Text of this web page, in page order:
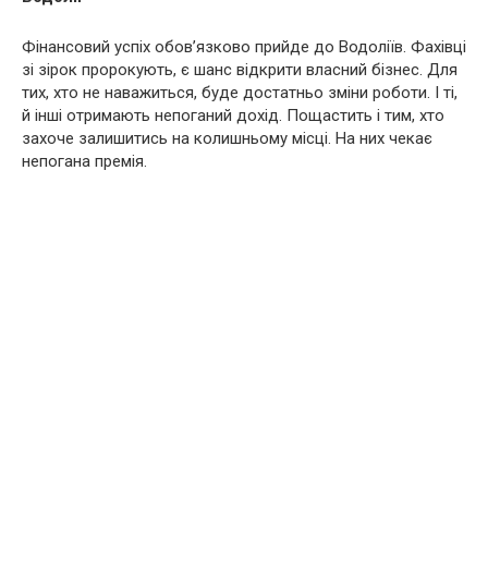
Фінансовий успіх обов’язково прийде до Водоліїв. Фахівці
зі зірок пророкують, є шанс відкрити власний бізнес. Для
тих, хто не наважиться, буде достатньо зміни роботи. І ті,
й інші отримають непоганий дохід. Пощастить і тим, хто
захоче залишитись на колишньому місці. На них чекає
непогана премія.